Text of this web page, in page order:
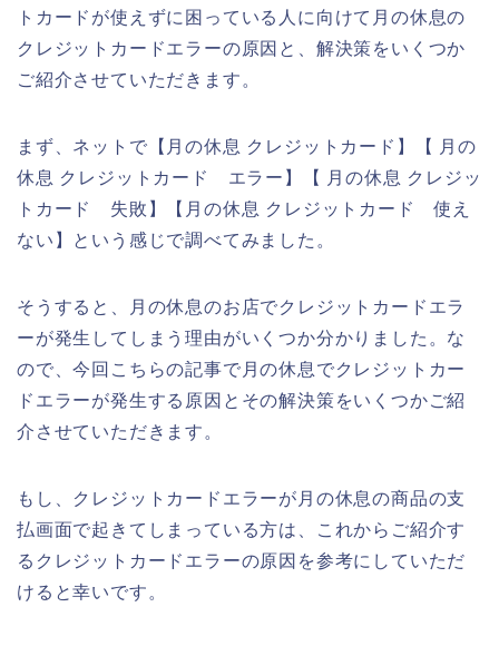
トカードが使えずに困っている人に向けて月の休息の
クレジットカードエラーの原因と、解決策をいくつか
ご紹介させていただきます。
まず、ネットで【月の休息 クレジットカード】【 月の
休息 クレジットカード エラー】【 月の休息 クレジッ
トカード 失敗】【月の休息 クレジットカード 使え
ない】という感じで調べてみました。
そうすると、月の休息のお店でクレジットカードエラ
ーが発生してしまう理由がいくつか分かりました。な
ので、今回こちらの記事で月の休息でクレジットカー
ドエラーが発生する原因とその解決策をいくつかご紹
介させていただきます。
もし、クレジットカードエラーが月の休息の商品の支
払画面で起きてしまっている方は、これからご紹介す
るクレジットカードエラーの原因を参考にしていただ
けると幸いです。